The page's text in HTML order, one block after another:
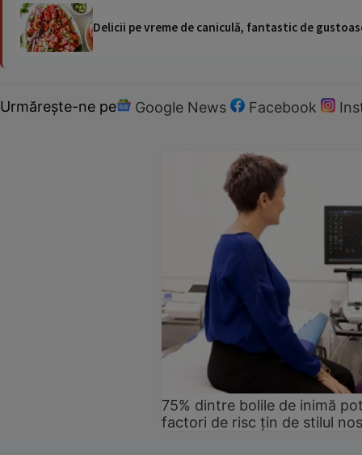
Delicii pe vreme de caniculă, fantastic de
Urmărește-ne pe Google News Facebook
75% dintre bolile de inimă
factori de risc țin de stilul